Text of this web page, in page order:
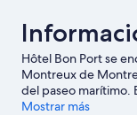
Hôtel Bon Port se
Montreux de
del paseo marítimo.
Chillon son algunos
Mostrar más